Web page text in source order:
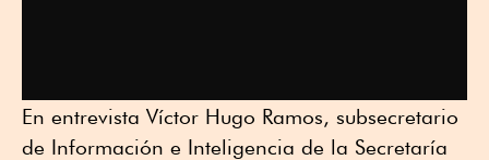
En entrevista Víctor Hugo Ramos, subsecretario
de Información e Inteligencia de la Secretaría